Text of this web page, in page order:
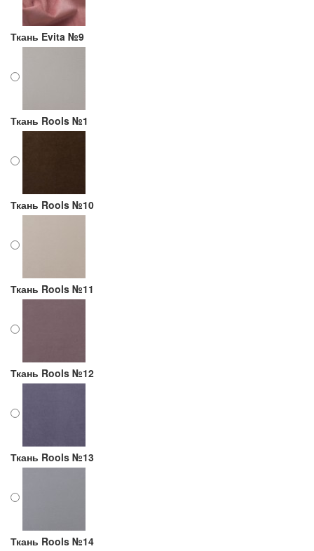
Ткань Evita №9
Ткань Rools №1
Ткань Rools №10
Ткань Rools №11
Ткань Rools №12
Ткань Rools №13
Ткань Rools №14